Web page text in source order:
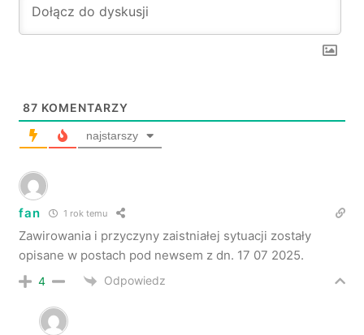
87 KOMENTARZY
najstarszy
fan 1 rok temu
Zawirowania i przyczyny zaistniałej sytuacji zostały
opisane w postach pod newsem z dn. 17 07 2025.
4 Odpowiedz